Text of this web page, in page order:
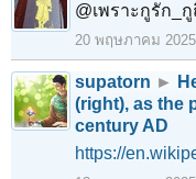
@เพราะกูรัก_กู
20 พฤษภาคม 2025
supatorn ►
(right), as the
century AD
https://